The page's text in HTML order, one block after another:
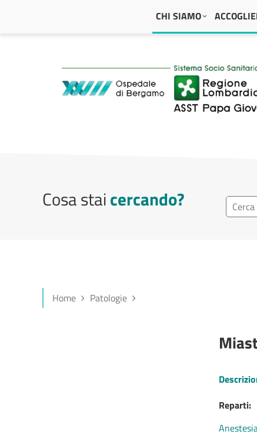
Navigazione principaleCHI SIAMO
ASST Papa
Cosa staicercando?
Home Patologie
Reparti: